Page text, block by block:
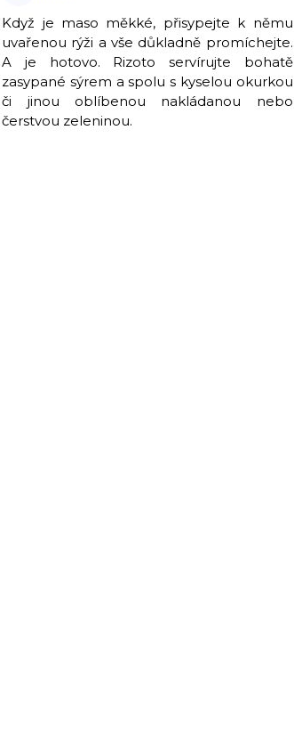
Když je maso měkké, přisypejte k němu
uvařenou rýži a vše důkladně promíchejte.
A je hotovo. Rizoto servírujte bohatě
zasypané sýrem a spolu s kyselou okurkou
či jinou oblíbenou nakládanou nebo
čerstvou zeleninou.